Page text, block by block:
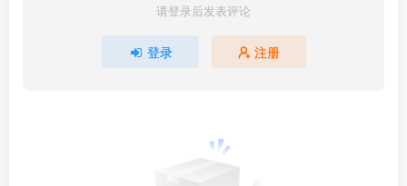
请登录后发表评论
登录 注册